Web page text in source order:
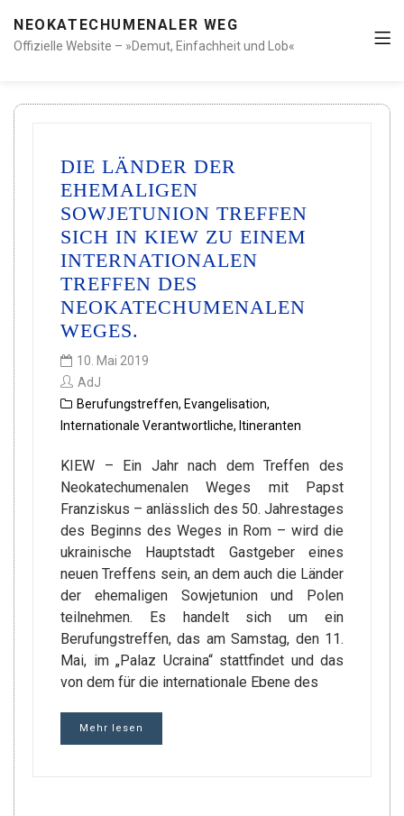
NEOKATECHUMENALER WEG
Offizielle Website – »Demut, Einfachheit und Lob«
DIE LÄNDER DER
EHEMALIGEN
SOWJETUNION TREFFEN
SICH IN KIEW ZU EINEM
INTERNATIONALEN
TREFFEN DES
NEOKATECHUMENALEN
WEGES.
10. Mai 2019
AdJ
Berufungstreffen, Evangelisation,
Internationale Verantwortliche, Itineranten
KIEW – Ein Jahr nach dem Treffen des
Neokatechumenalen Weges mit Papst
Franziskus – anlässlich des 50. Jahrestages
des Beginns des Weges in Rom – wird die
ukrainische Hauptstadt Gastgeber eines
neuen Treffens sein, an dem auch die Länder
der ehemaligen Sowjetunion und Polen
teilnehmen. Es handelt sich um ein
Berufungstreffen, das am Samstag, den 11.
Mai, im „Palaz Ucraina“ stattfindet und das
von dem für die internationale Ebene des
Mehr lesen